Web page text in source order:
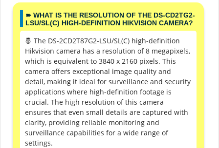
➽ WHAT IS THE RESOLUTION OF THE DS-CD2TG2-
LSU/SL(C) HIGH-DEFINITION HIKVISION CAMERA?
🤴 The DS-2CD2T87G2-LSU/SL(C) high-definition
Hikvision camera has a resolution of 8 megapixels,
which is equivalent to 3840 x 2160 pixels. This
camera offers exceptional image quality and
detail, making it ideal for surveillance and security
applications where high-definition footage is
crucial. The high resolution of this camera
ensures that even small details are captured with
clarity, providing reliable monitoring and
surveillance capabilities for a wide range of
settings.